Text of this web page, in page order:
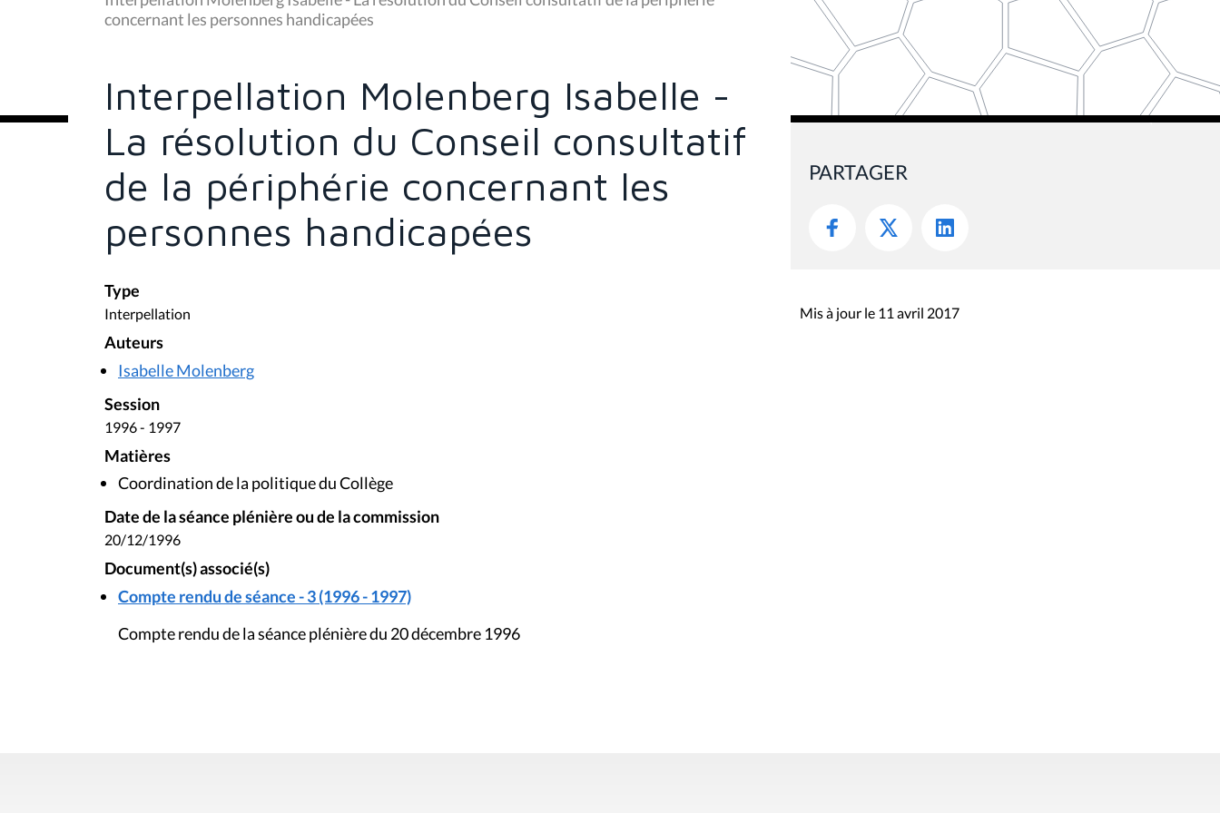
s
ê
concernant les personnes handicapées
Interpellation Molenberg Isabelle -
La résolution du Conseil consultatif
de la périphérie concernant les
personnes handicapées
Type
Interpellation
Auteurs
Isabelle Molenberg
Session
1996 - 1997
Matières
Coordination de la politique du Collège
Date de la séance plénière ou de la commission
20/12/1996
Document(s) associé(s)
Compte rendu de séance - 3 (1996 - 1997)
Compte rendu de la séance plénière du 20 décembre 1996
PARTAGER
Mis à jour le 11 avril 2017